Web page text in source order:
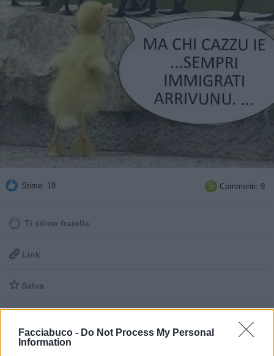
Facciabuco - Do Not Process My Personal
Information
Stime: 18  Commenti: 9
Ti stimo fratella
 Link
 Salva